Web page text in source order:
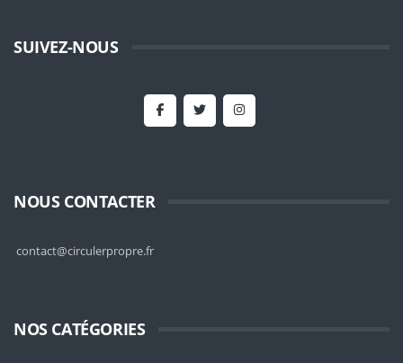
SUIVEZ-NOUS
NOUS CONTACTER
contact@circulerpropre.fr
NOS CATÉGORIES